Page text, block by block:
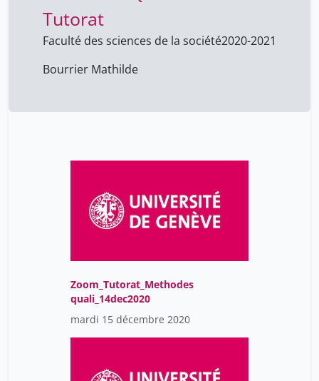
Eric Widmer
Jean-François Staszak 38
Lovis Christophe
Martin Turbet 41
Murillo Romano Salvador 23
Sandro Cattacin
Turbet Martin
Vincent Bourrier
Tutorat
Faculté des sciences de la société2020-2021
Bourrier Mathilde
Zoom_Tutorat_Methodes
quali_14dec2020
mardi 15 décembre 2020